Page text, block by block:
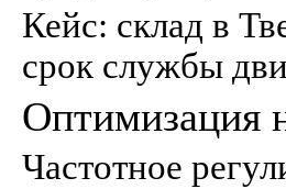
Кейс: склад в
срок службы
Оптимизация
Частотное